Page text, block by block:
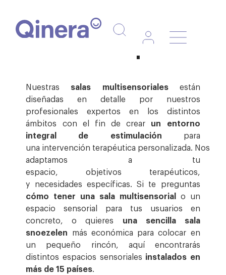
de
Salas tipo
Nuestras salas multisensorialesestán
diseñadas en detalle por nuestros
profesionales expertos en los distintos
ámbitos con el fin de crear un entorno
integral de estimulación para
una intervención terapéutica personalizada. Nos
adaptamos a tu
espacio, objetivos terapéuticos,
y necesidades específicas. Si te preguntas
cómo tener una sala multisensorialo un
espacio sensorial para tus usuarios en
concreto, o quieres una sencilla sala
snoezelen más económica para colocar en
un pequeño rincón, aquí encontrarás
distintos espacios sensoriales instalados en
más de 15 países.